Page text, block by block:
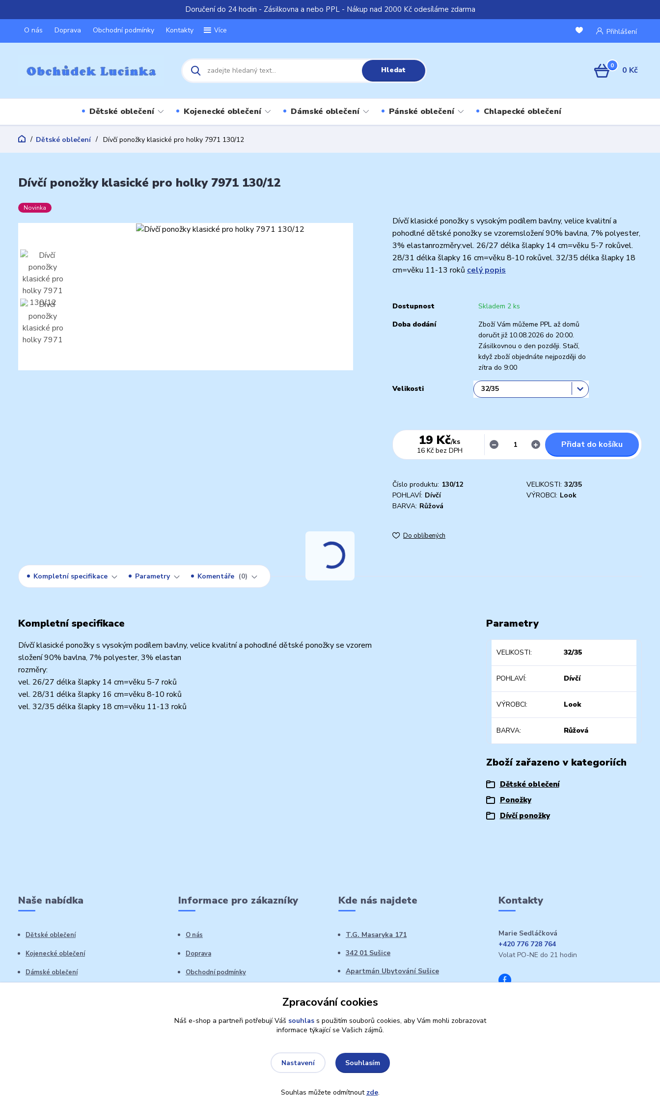
Doručení do 24 hodin - Zásilkovna a nebo PPL - Nákup nad 2000 Kč odesíláme zdarma
O nás Doprava Obchodní podmínky Kontakty Více Přihlášení
Hledat 0 0 Kč
Dětské oblečení Kojenecké oblečení Dámské oblečení Pánské oblečení Chlapecké oblečení
Dětské oblečení Dívčí ponožky klasické pro holky 7971 130/12
Dívčí ponožky klasické pro holky 7971 130/12
Novinka
Dívčí klasické ponožky s vysokým podílem bavlny, velice kvalitní a
pohodlné dětské ponožky se vzoremsložení 90% bavlna, 7% polyester,
3% elastanrozměry:vel. 26/27 délka šlapky 14 cm=věku 5-7 rokůvel.
28/31 délka šlapky 16 cm=věku 8-10 rokůvel. 32/35 délka šlapky 18
cm=věku 11-13 roků celý popis
Dostupnost
Skladem 2 ks
Doba dodání
Zboží Vám můžeme PPL až domů
doručit již 10.08.2026 do 20:00.
Zásilkovnou o den později. Stačí,
když zboží objednáte nejpozději do
zítra do 9:00
Velikosti
19 Kč/ks
16 Kč bez DPH
Přidat do košíku
Číslo produktu: 130/12 VELIKOSTI: 32/35
POHLAVÍ: Dívčí VÝROBCI: Look
BARVA: Růžová
Do oblíbených
Kompletní specifikace Parametry Komentáře 0
Kompletní specifikace
Dívčí klasické ponožky s vysokým podílem bavlny, velice kvalitní a pohodlné dětské ponožky se vzorem
složení 90% bavlna, 7% polyester, 3% elastan
rozměry:
vel. 26/27 délka šlapky 14 cm=věku 5-7 roků
vel. 28/31 délka šlapky 16 cm=věku 8-10 roků
vel. 32/35 délka šlapky 18 cm=věku 11-13 roků
Parametry
VELIKOSTI 32/35
POHLAVÍ Dívčí
VÝROBCI Look
BARVA Růžová
Zboží zařazeno v kategoriích
Dětské oblečení
Ponožky
Dívčí ponožky
Naše nabídka
Dětské oblečení
Kojenecké oblečení
Dámské oblečení
Informace pro zákazníky
O nás
Doprava
Obchodní podmínky
Kde nás najdete
T.G. Masaryka 171
342 01 Sušice
Apartmán Ubytování Sušice
Kontakty
Marie Sedláčková
+420 776 728 764
Volat PO-NE do 21 hodin
Zpracování cookies
Náš e-shop a partneři potřebují Váš souhlass použitím souborů cookies, aby Vám mohli zobrazovat
informace týkající se Vašich zájmů.
Nastavení Souhlasím
Souhlas můžete odmítnout zde.